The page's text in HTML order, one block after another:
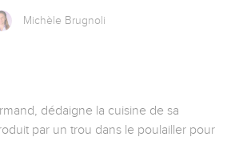
Michèle Brugnoli
dédaigne la cuisine de sa
par un trou dans le poulailler pour